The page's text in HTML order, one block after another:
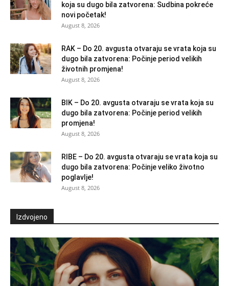
koja su dugo bila zatvorena: Sudbina pokreće
novi početak!
August 8, 2026
RAK – Do 20. avgusta otvaraju se vrata koja su
dugo bila zatvorena: Počinje period velikih
životnih promjena!
August 8, 2026
BIK – Do 20. avgusta otvaraju se vrata koja su
dugo bila zatvorena: Počinje period velikih
promjena!
August 8, 2026
RIBE – Do 20. avgusta otvaraju se vrata koja su
dugo bila zatvorena: Počinje veliko životno
poglavlje!
August 8, 2026
Izdvojeno